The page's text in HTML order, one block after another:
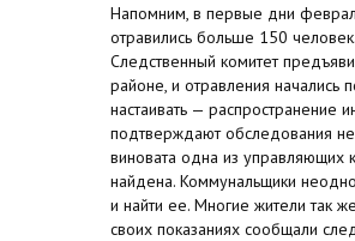
Напомним, в первые дни
отравились больше 150
Следственный комитет
районе, и отравления
настаивать —
подтверждают обследования
виновата одна из управляющих
найдена. Коммунальщики
и найти ее. Многие жители так
своих показаниях сообщали